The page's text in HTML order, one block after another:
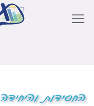
החסידות והיחידה